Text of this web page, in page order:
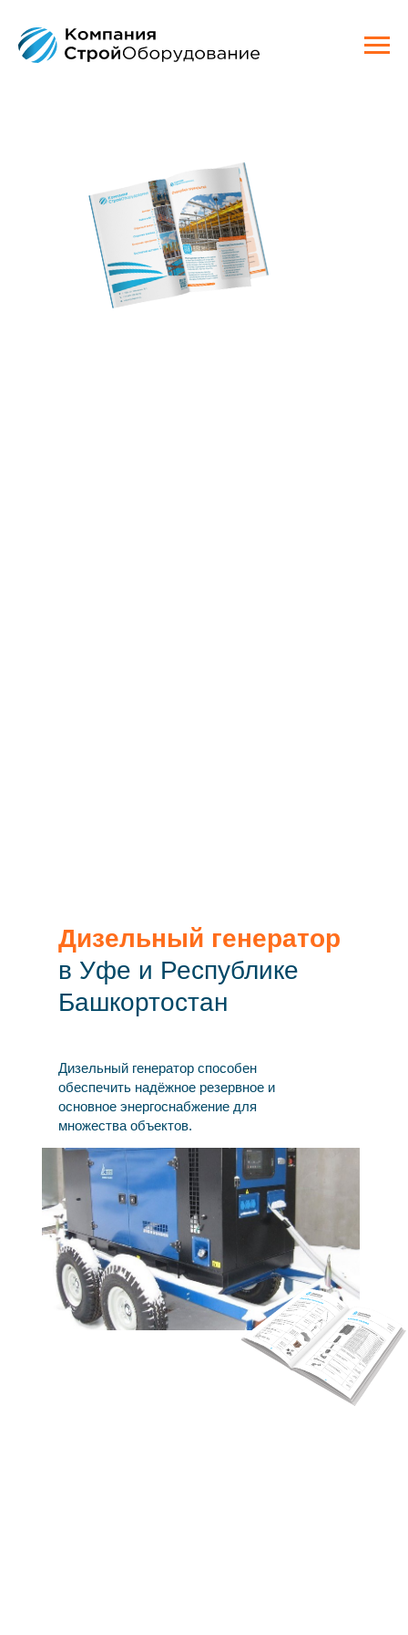
Дизельный генератор
в Уфе и Республике
Башкортостан
Дизельный генератор способен
обеспечить надёжное резервное и
основное энергоснабжение для
множества объектов.